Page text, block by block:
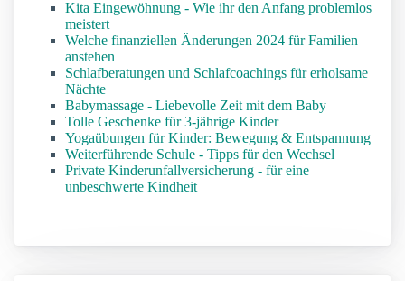
Kita Eingewöhnung - Wie ihr den Anfang problemlos
meistert
Welche finanziellen Änderungen 2024 für Familien
anstehen
Schlafberatungen und Schlafcoachings für erholsame
Nächte
Babymassage - Liebevolle Zeit mit dem Baby
Tolle Geschenke für 3-jährige Kinder
Yogaübungen für Kinder: Bewegung & Entspannung
Weiterführende Schule - Tipps für den Wechsel
Private Kinderunfallversicherung - für eine
unbeschwerte Kindheit